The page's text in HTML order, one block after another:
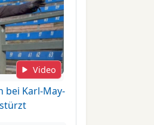
Video
bei Karl-May-